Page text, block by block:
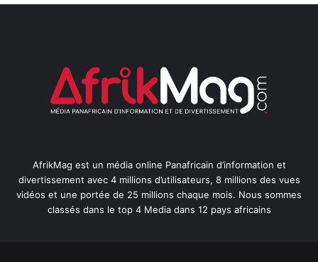
AfrikMag est un média online Panafricain d’information et
divertissement avec 4 millions d’utilisateurs, 8 millions des vues
vidéos et une portée de 25 millions chaque mois. Nous sommes
classés dans le top 4 Media dans 12 pays africains